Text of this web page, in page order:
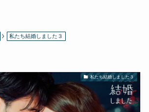
私たち結婚しました３
私たち結婚しました３